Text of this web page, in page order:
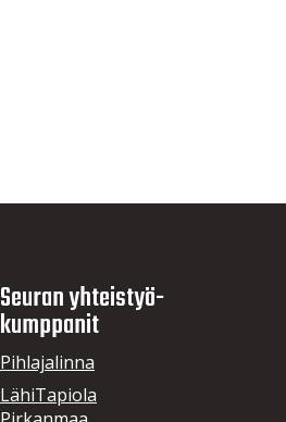
Seuran yhteistyö­
kumppanit
Pihlajalinna
LähiTapiola